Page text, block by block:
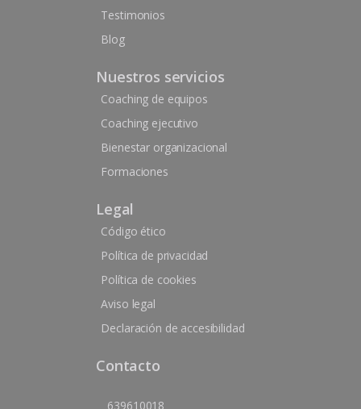
Testimonios
Blog
Nuestros servicios
Coaching de equipos
Coaching ejecutivo
Bienestar organizacional
Formaciones
Legal
Código ético
Política de privacidad
Política de cookies
Aviso legal
Declaración de accesibilidad
Contacto
639610018